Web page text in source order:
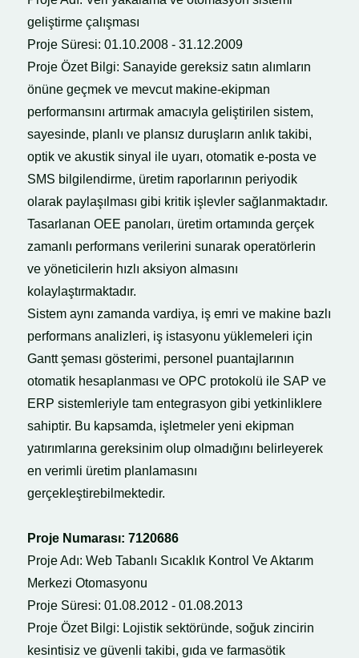
geliştirme çalışması
Proje Süresi: 01.10.2008 - 31.12.2009
Proje Özet Bilgi: Sanayide gereksiz satın alımların
önüne geçmek ve mevcut makine-ekipman
performansını artırmak amacıyla geliştirilen sistem,
sayesinde, planlı ve plansız duruşların anlık takibi,
optik ve akustik sinyal ile uyarı, otomatik e-posta ve
SMS bilgilendirme, üretim raporlarının periyodik
olarak paylaşılması gibi kritik işlevler sağlanmaktadır.
Tasarlanan OEE panoları, üretim ortamında gerçek
zamanlı performans verilerini sunarak operatörlerin
ve yöneticilerin hızlı aksiyon almasını
kolaylaştırmaktadır.
Sistem aynı zamanda vardiya, iş emri ve makine bazlı
performans analizleri, iş istasyonu yüklemeleri için
Gantt şeması gösterimi, personel puantajlarının
otomatik hesaplanması ve OPC protokolü ile SAP ve
ERP sistemleriyle tam entegrasyon gibi yetkinliklere
sahiptir. Bu kapsamda, işletmeler yeni ekipman
yatırımlarına gereksinim olup olmadığını belirleyerek
en verimli üretim planlamasını
gerçekleştirebilmektedir.
Proje Numarası: 7120686
Proje Adı: Web Tabanlı Sıcaklık Kontrol Ve Aktarım
Merkezi Otomasyonu
Proje Süresi: 01.08.2012 - 01.08.2013
Proje Özet Bilgi: Lojistik sektöründe, soğuk zincirin
kesintisiz ve güvenli takibi, gıda ve farmasötik